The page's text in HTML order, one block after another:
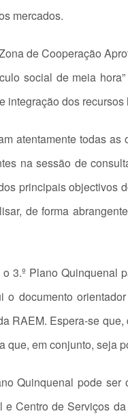
mercados.
de Cooperação
social de meia
integração dos
atentamente todas
na sessão de
principais objectivos
de forma
3.º Plano
o documento
RAEM. Espera-se
que, em conjunto, seja
Quinquenal pode
Centro de Serviços